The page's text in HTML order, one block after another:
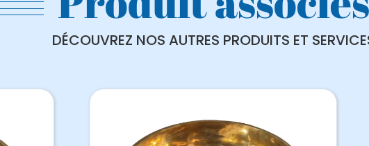
DÉCOUVREZ NOS AUTRES PRODUITS ET